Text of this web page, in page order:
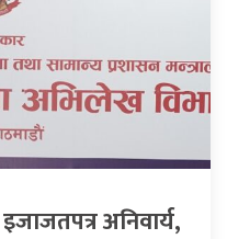
अनिवार्य,